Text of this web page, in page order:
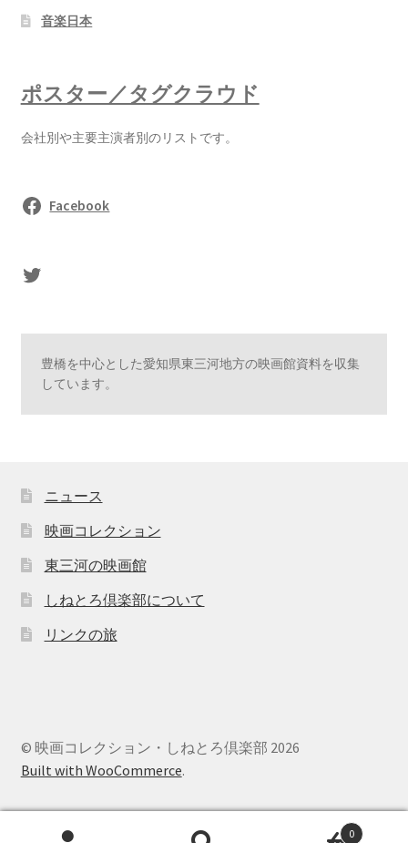
音楽日本
ポスター／タグクラウド
会社別や主要主演者別のリストです。
Facebook
sasaki's Twitter
豊橋を中心とした愛知県東三河地方の映画館資料を収集
しています。
ニュース
映画コレクション
東三河の映画館
しねとろ倶楽部について
リンクの旅
© 映画コレクション・しねとろ倶楽部 2026
Built with WooCommerce.
0